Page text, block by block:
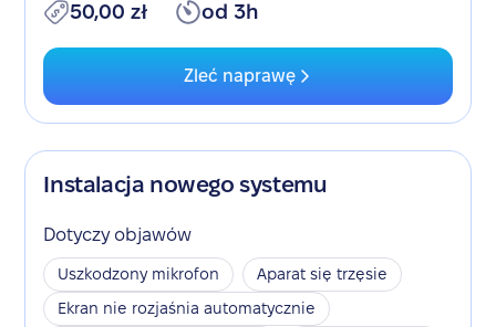
50,00 zł od 3h
Zleć naprawę
Instalacja nowego systemu
Dotyczy objawów
Uszkodzony mikrofon
Aparat się trzęsie
Ekran nie rozjaśnia automatycznie